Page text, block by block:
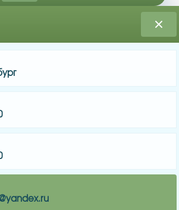
для
бассейна
для
дезинфекция,